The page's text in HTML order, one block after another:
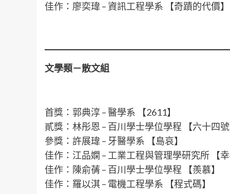
佳作：廖奕瑋 – 資訊工程學系 【奇蹟的代價】
文學類－散文組
首獎：郭典淳 – 醫學系 【2611】
貳獎：林彤恩 – 百川學士學位學程 【六十四號
參獎：許展瑋 – 牙醫學系 【島哀】
佳作：江品嫻 – 工業工程與管理學研究所 【幸
佳作：陳俞蒨 – 百川學士學位學程 【羨慕】
佳作：羅以淇 – 電機工程學系 【程式碼】